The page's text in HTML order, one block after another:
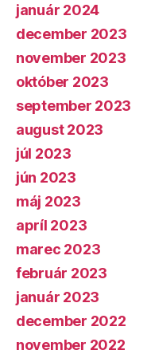
január 2024
december 2023
november 2023
október 2023
september 2023
august 2023
júl 2023
jún 2023
máj 2023
apríl 2023
marec 2023
február 2023
január 2023
december 2022
november 2022